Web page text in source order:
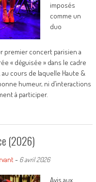
imposés
comme un
duo
premier concert parisien a
« déguisée » dans le cadre
cours de laquelle Haute &
humeur, ni d’interactions
à participer.
(2026)
- 6 avril 2026
Avis aux